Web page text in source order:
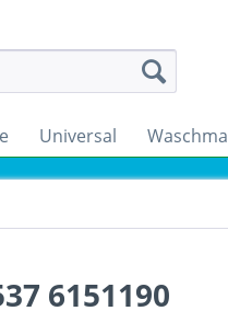
Universal
6151190